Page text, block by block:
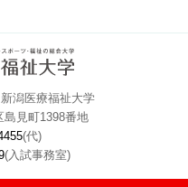
潟医療福祉大学
島見町1398番地
(代)
(入試事務室)